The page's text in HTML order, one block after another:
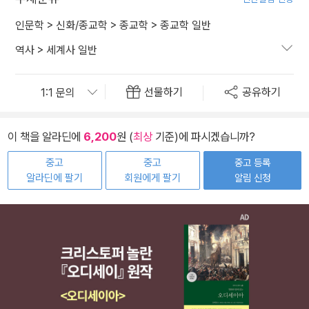
인문학 > 신화/종교학 > 종교학 > 종교학 일반
역사 > 세계사 일반
선물하기 공유하기
이 책을 알라딘에 6,200원 (최상기준)에 파시겠습니까?
중고
알라딘에 팔기
중고
회원에게 팔기
중고 등록
알림 신청